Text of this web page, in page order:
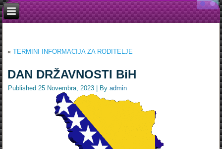
«TERMINI INFORMACIJA ZA RODITELJE
DAN DRŽAVNOSTI BiH
Published 25 Novembra, 2023 By admin